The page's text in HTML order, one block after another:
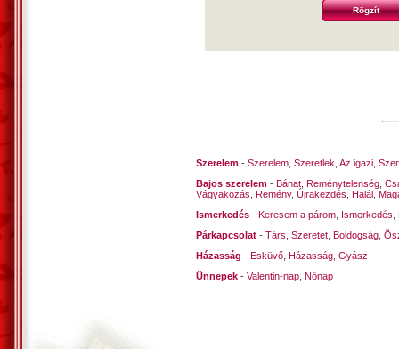
Rögzít
Szerelem - Szerelem Szeretlek Az igazi
Bajos szerelem - Bánat Reménytelenség
Vágyakozás Remény, Újrakezdés Halál
Ismerkedés - Keresem a párom Ismerkedés
Párkapcsolat - Társ Szeretet Boldogság
Házasság - Esküvő Házasság Gyász
Ünnepek - Valentin-nap Nőnap